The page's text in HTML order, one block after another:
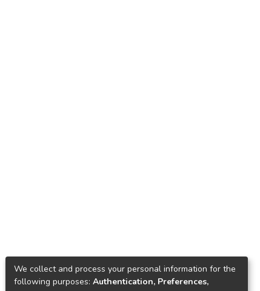
We collect and process your personal information for the
following purposes: Authentication, Preferences,